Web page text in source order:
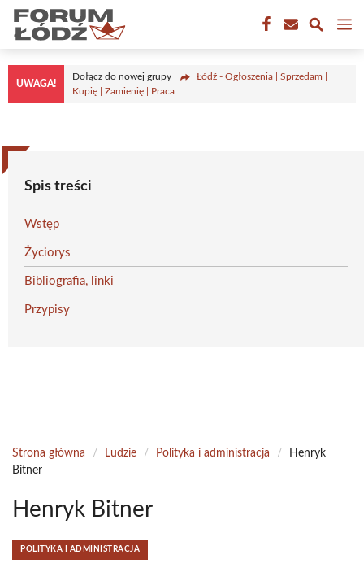
Przejdź
treści
UWAGA!
Dołącz do nowej grupy
Łódź - Ogłoszenia | Sprzedam |
Kupię | Zamienię | Praca
Spis treści
Wstęp
Życiorys
Bibliografia, linki
Przypisy
Strona główna / Ludzie / Polityka i administracja /
Henryk
Bitner
Henryk Bitner
POLITYKA I ADMINISTRACJA